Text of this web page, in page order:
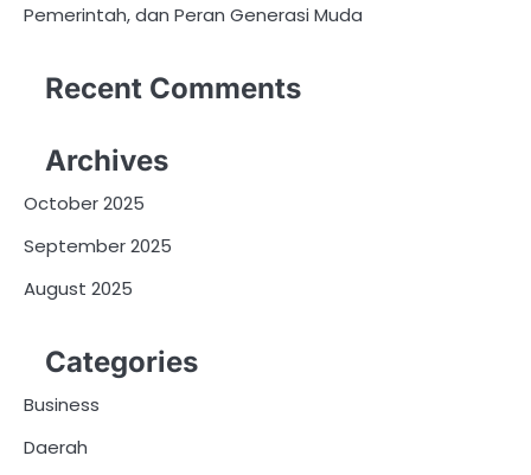
Pemerintah, dan Peran Generasi Muda
Recent Comments
Archives
October 2025
September 2025
August 2025
Categories
Business
Daerah